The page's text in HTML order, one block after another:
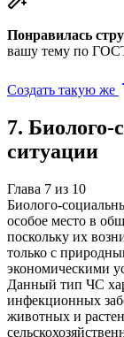
Понравилась
вашу тему по
Создать такую же
7. Биолого-
ситуации
Глава 7 из 10
Биолого-
особое место в
поскольку их
только с
экономическими
Данный тип ЧС
инфекционных
животных и